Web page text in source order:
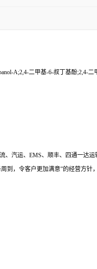
A;2,4-二甲基-6-叔丁基酚;2,4-二
汽运、EMS、顺丰、四通一达运
到，令客户更加满意”的经营方针